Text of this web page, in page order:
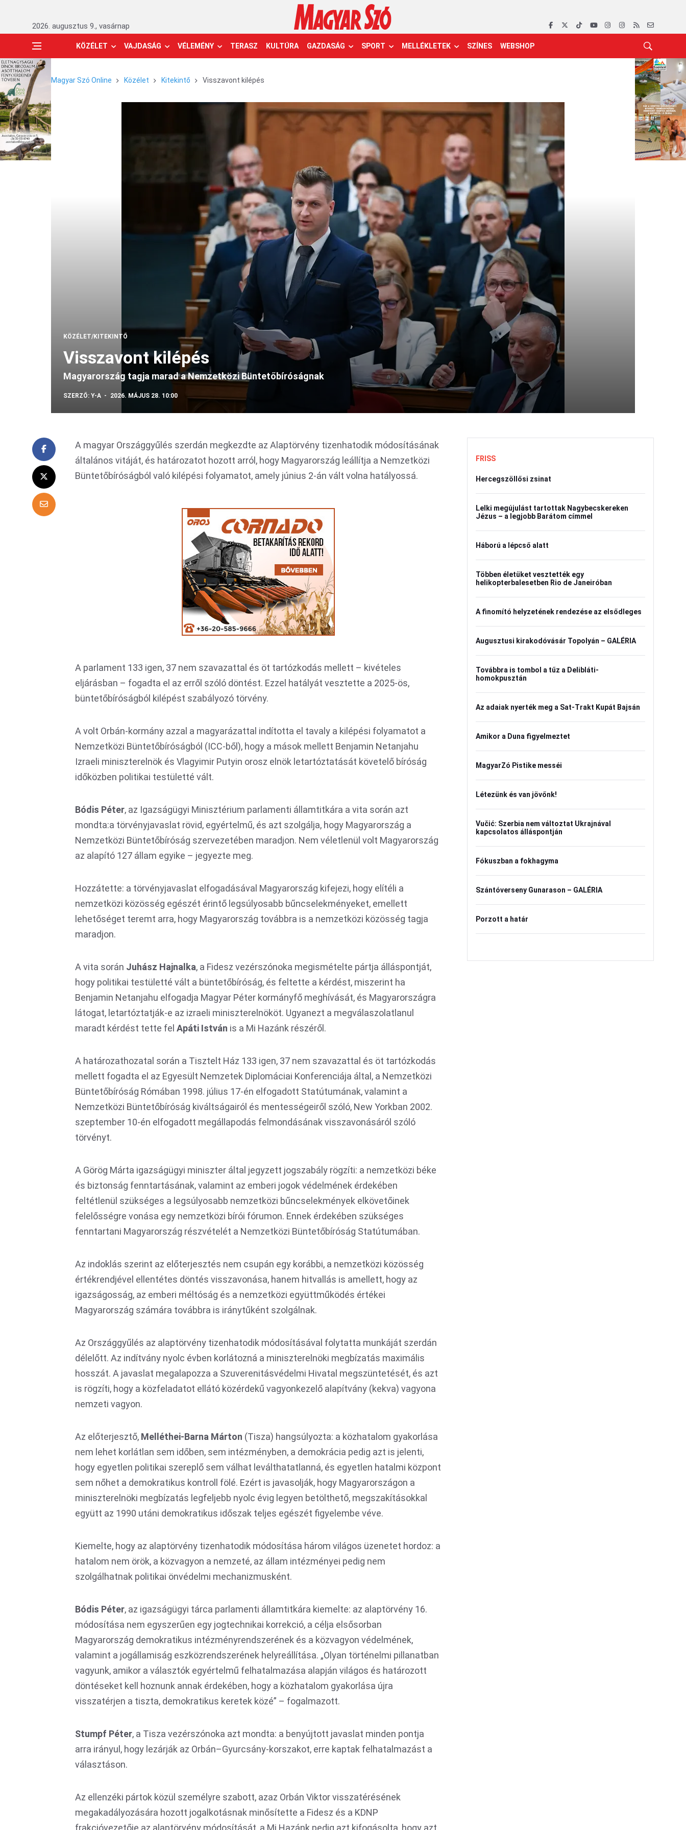
2026. augusztus 9., vasárnap
KÖZÉLET VAJDASÁG VÉLEMÉNY TERASZ KULTÚRA GAZDASÁG SPORT MELLÉKLETEK SZÍNES WEBSHOP
Magyar Szó Online Közélet Kitekintő Visszavont kilépés
KÖZÉLET/KITEKINTŐ
Visszavont kilépés
Magyarország tagja marad a Nemzetközi Büntetőbíróságnak
SZERZŐ: Y-A 2026. MÁJUS 28. 10:00
A magyar Országgyűlés szerdán megkezdte az Alaptörvény tizenhatodik módosításának
általános vitáját, és határozatot hozott arról, hogy Magyarország leállítja a Nemzetközi
Büntetőbíróságból való kilépési folyamatot, amely június 2-án vált volna hatályossá.
A parlament 133 igen, 37 nem szavazattal és öt tartózkodás mellett – kivételes
eljárásban – fogadta el az erről szóló döntést. Ezzel hatályát vesztette a 2025-ös,
büntetőbíróságból kilépést szabályozó törvény.
A volt Orbán-kormány azzal a magyarázattal indította el tavaly a kilépési folyamatot a
Nemzetközi Büntetőbíróságból (ICC-ből), hogy a mások mellett Benjamin Netanjahu
Izraeli miniszterelnök és Vlagyimir Putyin orosz elnök letartóztatását követelő bíróság
időközben politikai testületté vált.
Bódis Péter, az Igazságügyi Minisztérium parlamenti államtitkára a vita során azt
mondta:a törvényjavaslat rövid, egyértelmű, és azt szolgálja, hogy Magyarország a
Nemzetközi Büntetőbíróság szervezetében maradjon. Nem véletlenül volt Magyarország
az alapító 127 állam egyike – jegyezte meg.
Hozzátette: a törvényjavaslat elfogadásával Magyarország kifejezi, hogy elítéli a
nemzetközi közösség egészét érintő legsúlyosabb bűncselekményeket, emellett
lehetőséget teremt arra, hogy Magyarország továbbra is a nemzetközi közösség tagja
maradjon.
A vita során Juhász Hajnalka, a Fidesz vezérszónoka megismételte pártja álláspontját,
hogy politikai testületté vált a büntetőbíróság, és feltette a kérdést, miszerint ha
Benjamin Netanjahu elfogadja Magyar Péter kormányfő meghívását, és Magyarországra
látogat, letartóztatják-e az izraeli miniszterelnököt. Ugyanezt a megválaszolatlanul
maradt kérdést tette fel Apáti István is a Mi Hazánk részéről.
A határozathozatal során a Tisztelt Ház 133 igen, 37 nem szavazattal és öt tartózkodás
mellett fogadta el az Egyesült Nemzetek Diplomáciai Konferenciája által, a Nemzetközi
Büntetőbíróság Rómában 1998. július 17-én elfogadott Statútumának, valamint a
Nemzetközi Büntetőbíróság kiváltságairól és mentességeiről szóló, New Yorkban 2002.
szeptember 10-én elfogadott megállapodás felmondásának visszavonásáról szóló
törvényt.
A Görög Márta igazságügyi miniszter által jegyzett jogszabály rögzíti: a nemzetközi béke
és biztonság fenntartásának, valamint az emberi jogok védelmének érdekében
feltétlenül szükséges a legsúlyosabb nemzetközi bűncselekmények elkövetőinek
felelősségre vonása egy nemzetközi bírói fórumon. Ennek érdekében szükséges
fenntartani Magyarország részvételét a Nemzetközi Büntetőbíróság Statútumában.
Az indoklás szerint az előterjesztés nem csupán egy korábbi, a nemzetközi közösség
értékrendjével ellentétes döntés visszavonása, hanem hitvallás is amellett, hogy az
igazságosság, az emberi méltóság és a nemzetközi együttműködés értékei
Magyarország számára továbbra is iránytűként szolgálnak.
Az Országgyűlés az alaptörvény tizenhatodik módosításával folytatta munkáját szerdán
délelőtt. Az indítvány nyolc évben korlátozná a miniszterelnöki megbízatás maximális
hosszát. A javaslat megalapozza a Szuverenitásvédelmi Hivatal megszüntetését, és azt
is rögzíti, hogy a közfeladatot ellátó közérdekű vagyonkezelő alapítvány (kekva) vagyona
nemzeti vagyon.
Az előterjesztő, Melléthei-Barna Márton (Tisza) hangsúlyozta: a közhatalom gyakorlása
nem lehet korlátlan sem időben, sem intézményben, a demokrácia pedig azt is jelenti,
hogy egyetlen politikai szereplő sem válhat leválthatatlanná, és egyetlen hatalmi központ
sem nőhet a demokratikus kontroll fölé. Ezért is javasolják, hogy Magyarországon a
miniszterelnöki megbízatás legfeljebb nyolc évig legyen betölthető, megszakításokkal
együtt az 1990 utáni demokratikus időszak teljes egészét figyelembe véve.
Kiemelte, hogy az alaptörvény tizenhatodik módosítása három világos üzenetet hordoz: a
hatalom nem örök, a közvagyon a nemzeté, az állam intézményei pedig nem
szolgálhatnak politikai önvédelmi mechanizmusként.
Bódis Péter, az igazságügyi tárca parlamenti államtitkára kiemelte: az alaptörvény 16.
módosítása nem egyszerűen egy jogtechnikai korrekció, a célja elsősorban
Magyarország demokratikus intézményrendszerének és a közvagyon védelmének,
valamint a jogállamiság eszközrendszerének helyreállítása. „Olyan történelmi pillanatban
vagyunk, amikor a választók egyértelmű felhatalmazása alapján világos és határozott
döntéseket kell hoznunk annak érdekében, hogy a közhatalom gyakorlása újra
visszatérjen a tiszta, demokratikus keretek közé” – fogalmazott.
Stumpf Péter, a Tisza vezérszónoka azt mondta: a benyújtott javaslat minden pontja
arra irányul, hogy lezárják az Orbán–Gyurcsány-korszakot, erre kaptak felhatalmazást a
választáson.
Az ellenzéki pártok közül személyre szabott, azaz Orbán Viktor visszatérésének
megakadályozására hozott jogalkotásnak minősítette a Fidesz és a KDNP
frakcióvezetője az alaptörvény módosítását, a Mi Hazánk pedig azt kifogásolta, hogy azt
FRISS
Hercegszöllősi zsinat
Lelki megújulást tartottak Nagybecskereken
Jézus – a legjobb Barátom címmel
Háború a lépcső alatt
Többen életüket vesztették egy
helikopterbalesetben Rio de Janeiróban
A finomító helyzetének rendezése az elsődleges
Augusztusi kirakodóvásár Topolyán – GALÉRIA
Továbbra is tombol a tűz a Delibláti-
homokpusztán
Az adaiak nyerték meg a Sat-Trakt Kupát Bajsán
Amikor a Duna figyelmeztet
MagyarZó Pistike messéi
Létezünk és van jövőnk!
Vučić: Szerbia nem változtat Ukrajnával
kapcsolatos álláspontján
Fókuszban a fokhagyma
Szántóverseny Gunarason – GALÉRIA
Porzott a határ